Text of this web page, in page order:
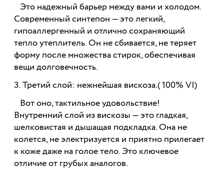
Это надежный барьер между вами и холодом.
Современный синтепон — это легкий,
гипоаллергенный и отлично сохраняющий
тепло утеплитель. Он не сбивается, не теряет
форму после множества стирок, обеспечивая
вещи долговечность.
3. Третий слой: нежнейшая вискоза.( 100% VI)
Вот оно, тактильное удовольствие!
Внутренний слой из вискозы — это гладкая,
шелковистая и дышащая подкладка. Она не
колется, не электризуется и приятно прилегает
к коже даже на голое тело. Это ключевое
отличие от грубых аналогов.